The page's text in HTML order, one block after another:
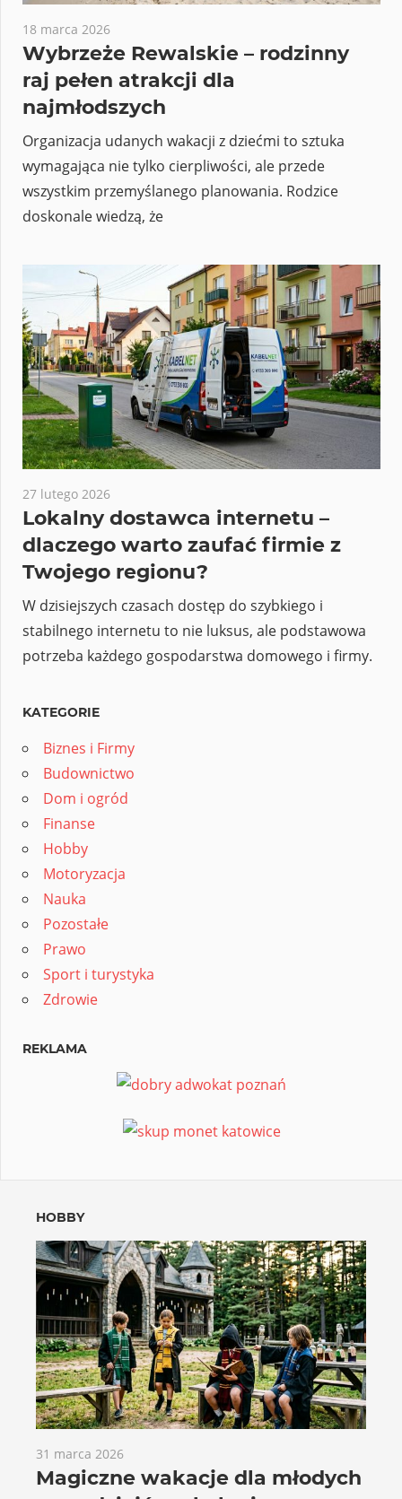
18 marca 2026
Wybrzeże Rewalskie – rodzinny
raj pełen atrakcji dla
najmłodszych
Organizacja udanych wakacji z dziećmi to sztuka
wymagająca nie tylko cierpliwości, ale przede
wszystkim przemyślanego planowania. Rodzice
doskonale wiedzą, że
27 lutego 2026
Lokalny dostawca internetu –
dlaczego warto zaufać firmie z
Twojego regionu?
W dzisiejszych czasach dostęp do szybkiego i
stabilnego internetu to nie luksus, ale podstawowa
potrzeba każdego gospodarstwa domowego i firmy.
KATEGORIE
Biznes i Firmy
Budownictwo
Dom i ogród
Finanse
Hobby
Motoryzacja
Nauka
Pozostałe
Prawo
Sport i turystyka
Zdrowie
REKLAMA
HOBBY
31 marca 2026
Magiczne wakacje dla młodych